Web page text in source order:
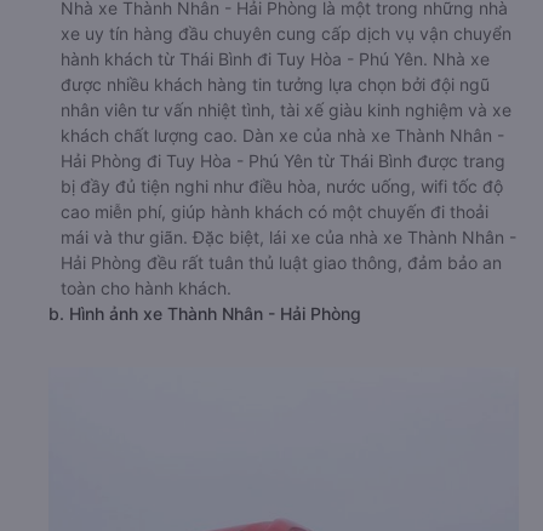
Nhà xe Thành Nhân - Hải Phòng là một trong những nhà
xe uy tín hàng đầu chuyên cung cấp dịch vụ vận chuyển
hành khách từ Thái Bình đi Tuy Hòa - Phú Yên. Nhà xe
được nhiều khách hàng tin tưởng lựa chọn bởi đội ngũ
nhân viên tư vấn nhiệt tình, tài xế giàu kinh nghiệm và xe
khách chất lượng cao. Dàn xe của nhà xe Thành Nhân -
Hải Phòng đi Tuy Hòa - Phú Yên từ Thái Bình được trang
bị đầy đủ tiện nghi như điều hòa, nước uống, wifi tốc độ
cao miễn phí, giúp hành khách có một chuyến đi thoải
mái và thư giãn. Đặc biệt, lái xe của nhà xe Thành Nhân -
Hải Phòng đều rất tuân thủ luật giao thông, đảm bảo an
toàn cho hành khách.
b. Hình ảnh xe Thành Nhân - Hải Phòng